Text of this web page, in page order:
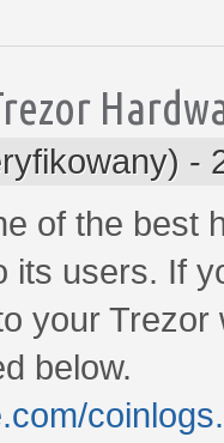
-
of the best
its users. If
your
below.